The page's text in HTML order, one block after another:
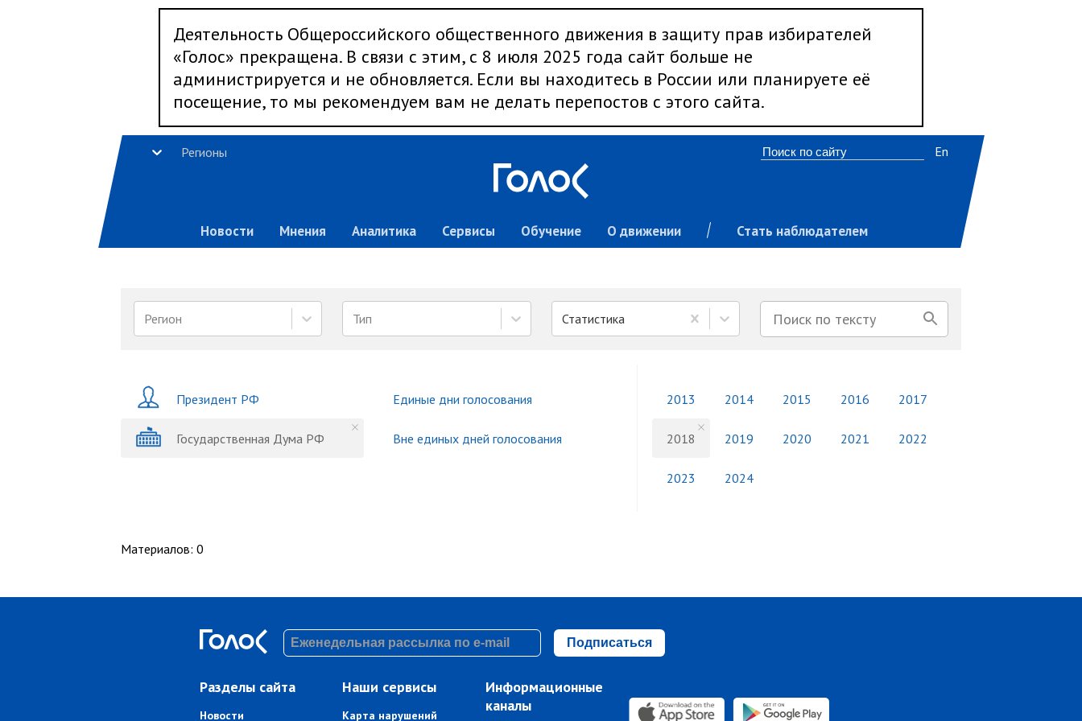
Деятельность Общероссийского общественного движения в защиту прав избирателей
«Голос» прекращена. В связи с этим, с 8 июля 2025 года сайт больше не
администрируется и не обновляется. Если вы находитесь в России или планируете её
посещение, то мы рекомендуем вам не делать перепостов с этого сайта.
Регионы
Новости Мнения Аналитика Сервисы Обучение О движении Стать наблюдателем
En
Регион Тип Статистика
Президент РФ
Государственная Дума РФ
Единые дни голосования
Вне единых дней голосования
2013 2014 2015 2016 2017
2018 2019 2020 2021 2022
2023 2024
Материалов: 0
Подписаться
Разделы сайта
Новости
Наши сервисы
Карта нарушений
Информационные
каналы